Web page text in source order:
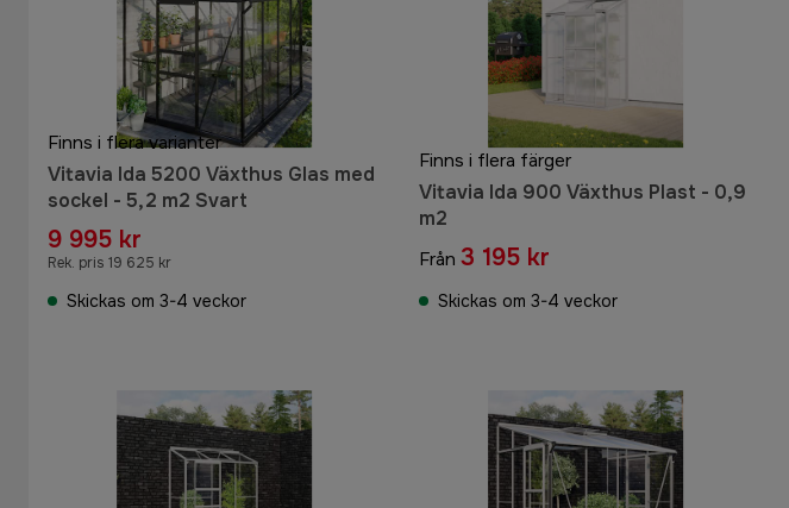
Finns i flera varianter
Vitavia Ida 5200 Växthus Glas med
sockel - 5,2 m2 Svart
9 995 kr
Rek. pris 19 625 kr
Skickas om 3-4 veckor
Finns i flera färger
Vitavia Ida 900 Växthus Plast - 0,9
m2
Från 3 195 kr
Skickas om 3-4 veckor